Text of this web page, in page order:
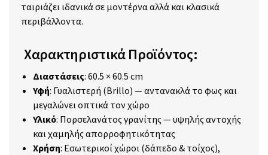
ταιριάζει ιδανικά σε μοντέρνα αλλά και κλασικά
περιβάλλοντα.
Χαρακτηριστικά Προϊόντος:
Διαστάσεις: 60.5 × 60.5 cm
Υφή: Γυαλιστερή (Brillo) — αντανακλά το φως και
μεγαλώνει οπτικά τον χώρο
Υλικό: Πορσελανάτος γρανίτης — υψηλής αντοχής
και χαμηλής απορροφητικότητας
Χρήση: Εσωτερικοί χώροι (δάπεδο & τοίχος),